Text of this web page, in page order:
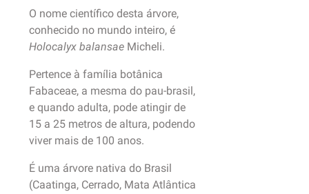
O nome científico desta árvore,
conhecido no mundo inteiro, é
Holocalyx balansae Micheli.
Pertence à família botânica
Fabaceae, a mesma do pau-brasil,
e quando adulta, pode atingir de
15 a 25 metros de altura, podendo
viver mais de 100 anos.
É uma árvore nativa do Brasil
(Caatinga, Cerrado, Mata Atlântica